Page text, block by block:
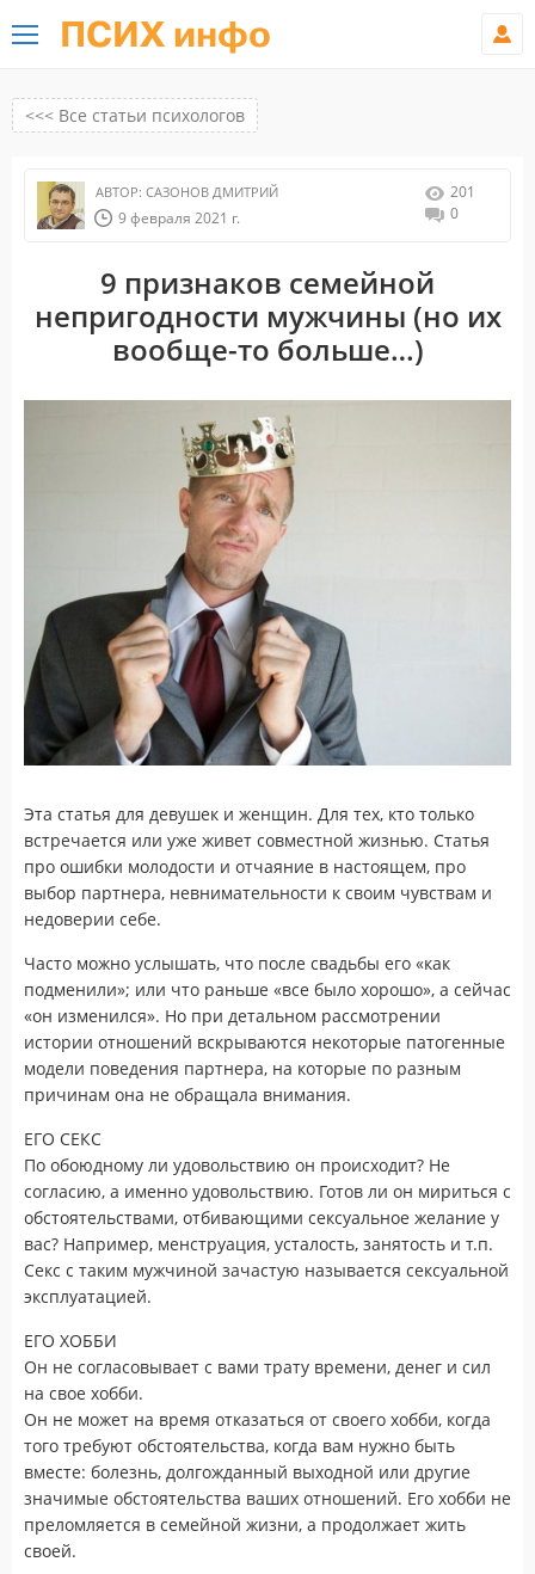
ПСИХ инфо
<<< Все статьи психологов
АВТОР: САЗОНОВ ДМИТРИЙ
9 февраля 2021 г.
201
0
9 признаков семейной
непригодности мужчины (но их
вообще-то больше…)
Эта статья для девушек и женщин. Для тех, кто только
встречается или уже живет совместной жизнью. Статья
про ошибки молодости и отчаяние в настоящем, про
выбор партнера, невнимательности к своим чувствам и
недоверии себе.
Часто можно услышать, что после свадьбы его «как
подменили»; или что раньше «все было хорошо», а сейчас
«он изменился». Но при детальном рассмотрении
истории отношений вскрываются некоторые патогенные
модели поведения партнера, на которые по разным
причинам она не обращала внимания.
ЕГО СЕКС
По обоюдному ли удовольствию он происходит? Не
согласию, а именно удовольствию. Готов ли он мириться с
обстоятельствами, отбивающими сексуальное желание у
вас? Например, менструация, усталость, занятость и т.п.
Секс с таким мужчиной зачастую называется сексуальной
эксплуатацией.
ЕГО ХОББИ
Он не согласовывает с вами трату времени, денег и сил
на свое хобби.
Он не может на время отказаться от своего хобби, когда
того требуют обстоятельства, когда вам нужно быть
вместе: болезнь, долгожданный выходной или другие
значимые обстоятельства ваших отношений. Его хобби не
преломляется в семейной жизни, а продолжает жить
своей.